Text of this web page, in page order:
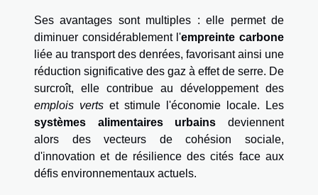
Ses avantages sont multiples : elle permet de
diminuer considérablement l'empreinte carbone
liée au transport des denrées, favorisant ainsi une
réduction significative des gaz à effet de serre. De
surcroît, elle contribue au développement des
emplois verts et stimule l'économie locale. Les
systèmes alimentaires urbains deviennent
alors des vecteurs de cohésion sociale,
d'innovation et de résilience des cités face aux
défis environnementaux actuels.